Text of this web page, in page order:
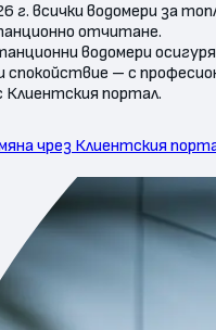
г. всички водомери за
отчитане.
водомери
спокойствие – с
Клиентския портал.
чрез Клиентския